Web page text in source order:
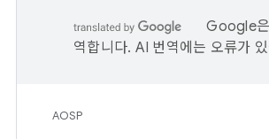
Google은
역합니다. AI 번역에는 오류가
AOSP